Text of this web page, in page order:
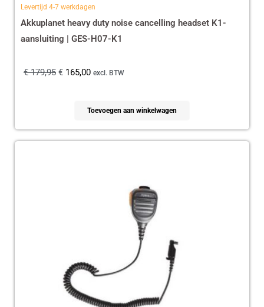
Levertijd 4-7 werkdagen
Akkuplanet heavy duty noise cancelling headset K1-
aansluiting | GES-H07-K1
€179,95 € 165,00 excl. BTW
Toevoegen aan winkelwagen